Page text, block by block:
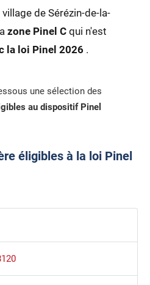
de Sérézin-de-la-
zone Pinel Cqui n'est
la loi Pinel 2026 .
une sélection des
au dispositif Pinel
éligibles à la loi Pinel